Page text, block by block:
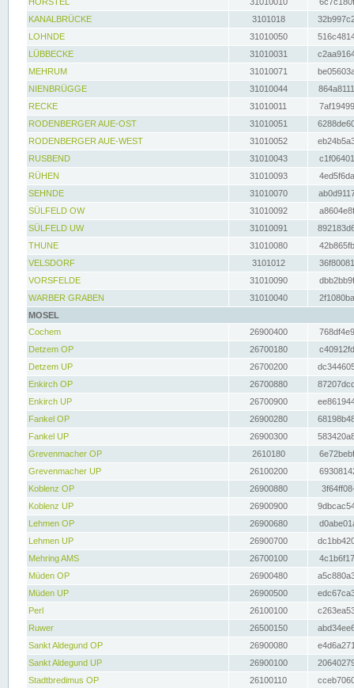
KANALBRÜCKE
3101018
LOHNDE
31010050
LÜBBECKE
31010031
MEHRUM
31010071
NIENBRÜGGE
31010044
RECKE
31010011
RODENBERGER AUE-OST
31010051
RODENBERGER AUE-WEST
31010052
RUSBEND
31010043
RÜHEN
31010093
SEHNDE
31010070
SÜLFELD OW
31010092
SÜLFELD UW
31010091
THUNE
31010080
VELSDORF
3101012
VORSFELDE
31010090
WARBER GRABEN
31010040
MOSEL
Cochem
26900400
Detzem OP
26700180
Detzem UP
26700200
Enkirch OP
26700880
Enkirch UP
26700900
Fankel OP
26900280
Fankel UP
26900300
Grevenmacher OP
2610180
Grevenmacher UP
26100200
Koblenz OP
26900880
Koblenz UP
26900900
Lehmen OP
26900680
Lehmen UP
26900700
Mehring AMS
26700100
Müden OP
26900480
Müden UP
26900500
Perl
26100100
Ruwer
26500150
Sankt Aldegund OP
26900080
Sankt Aldegund UP
26900100
Stadtbredimus OP
26100110